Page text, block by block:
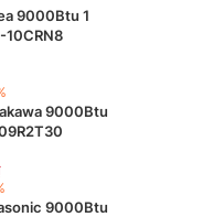
9000Btu 1
10CRN8
9000Btu
9000Btu